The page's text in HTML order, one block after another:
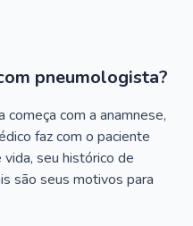
pneumologista?
com a anamnese,
faz com o paciente
seu histórico de
são seus motivos para